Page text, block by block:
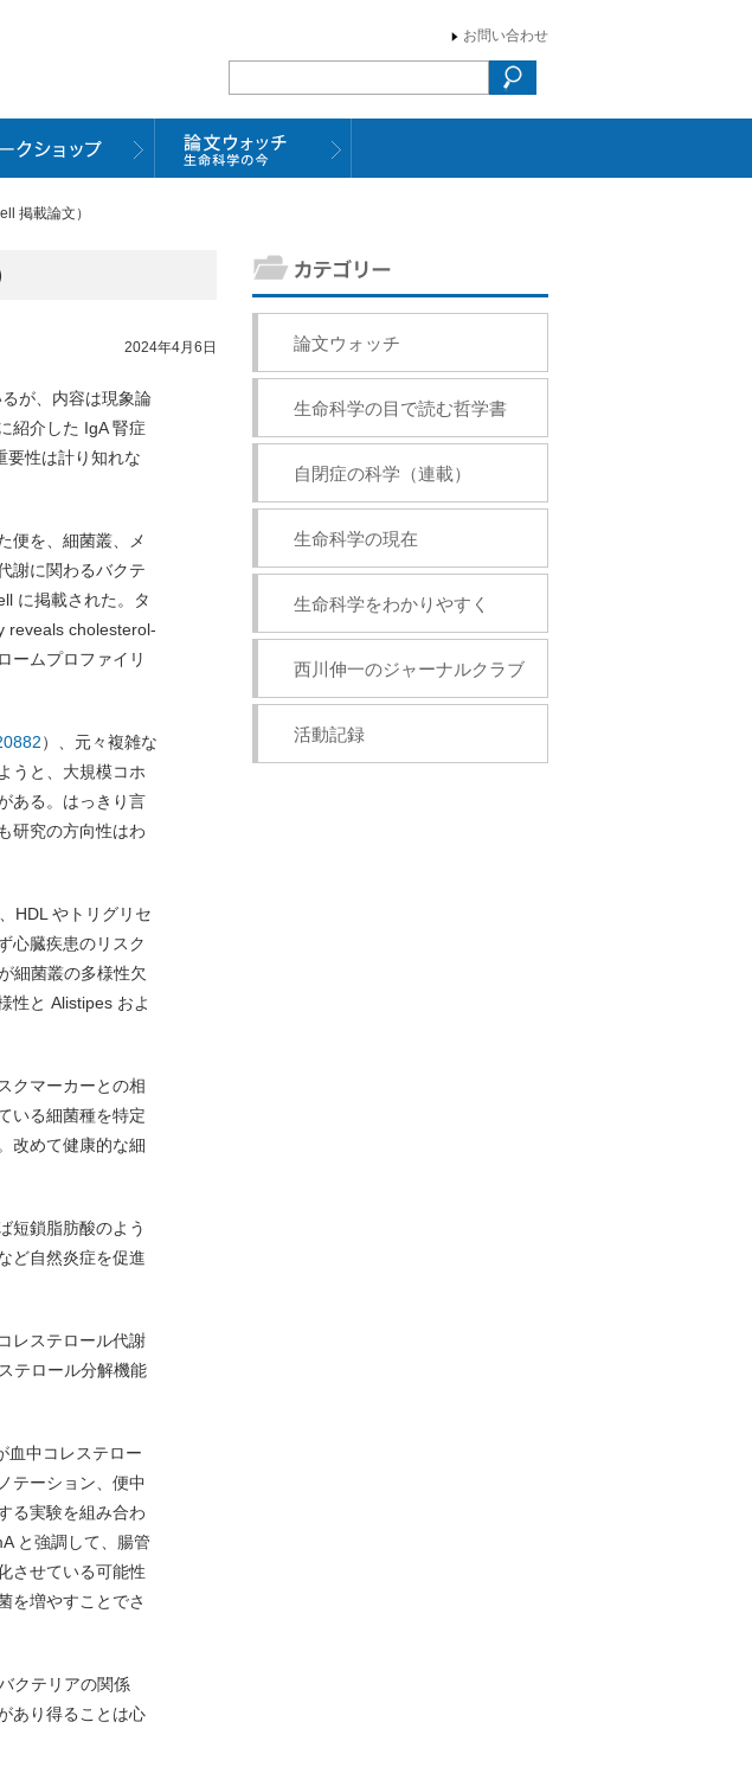
お問い合わせ
掲載論文）
2024年4月6日
が、内容は現象論
紹介した IgA 腎症
要性は計り知れな
便を、細菌叢、メ
謝に関わるバクテ
に掲載された。タ
reveals cholesterol-
ームプロファイリ
）、元々複雑な
うと、大規模コホ
ある。はっきり言
研究の方向性はわ
HDL やトリグリセ
心臓疾患のリスク
細菌叢の多様性欠
性と Alistipes およ
クマーカーとの相
いる細菌種を特定
改めて健康的な細
短鎖脂肪酸のよう
ど自然炎症を促進
レステロール代謝
テロール分解機能
血中コレステロー
テーション、便中
る実験を組み合わ
と強調して、腸管
させている可能性
を増やすことでさ
クテリアの関係
あり得ることは心
論文ウォッチ
生命科学の目で読む哲学書
自閉症の科学（連載）
生命科学の現在
生命科学をわかりやすく
西川伸一のジャーナルクラブ
活動記録